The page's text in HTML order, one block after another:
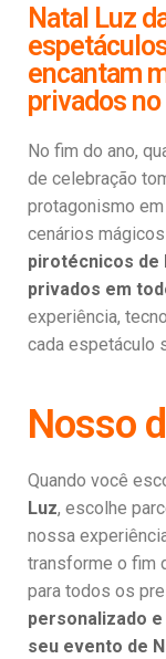
Natal Luz
encantam
privados no
No fim do ano,
de celebração
protagonismo
cenários
pirotécnicos de
privados em
experiência,
cada espetáculo
Nosso
Quando você
Luz, escolhe
nossa
transforme o fim
para todos os
personalizado
seu evento de